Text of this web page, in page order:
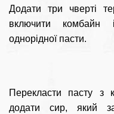
Додати три чверті
включити комбайн
однорідної пасти.
Перекласти пасту з
додати сир, який